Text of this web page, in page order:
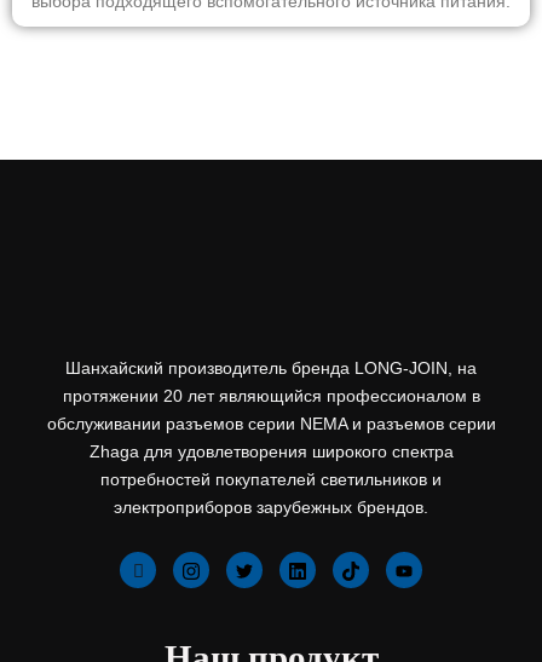
Шанхайский производитель бренда LONG-JOIN, на
протяжении 20 лет являющийся профессионалом в
обслуживании разъемов серии NEMA и разъемов серии
Zhaga для удовлетворения широкого спектра
потребностей покупателей светильников и
электроприборов зарубежных брендов.